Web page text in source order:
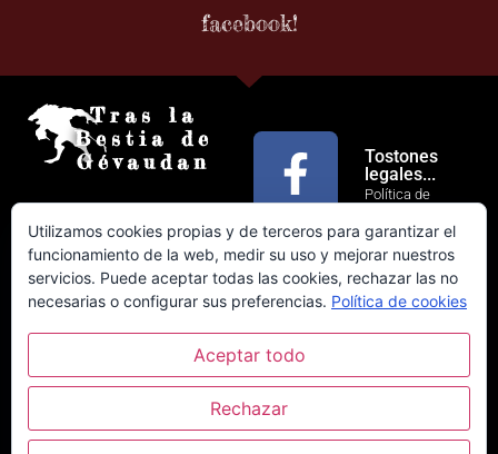
facebook!
Tras la
Bestia de
Gévaudan
Tostones
legales...
Política de
Política de
Cookies
Más sobre las
cookies
Diseño web|Opiniones Editorial Guante
Blanco
Utilizamos cookies propias y de terceros para garantizar el
funcionamiento de la web, medir su uso y mejorar nuestros
servicios. Puede aceptar todas las cookies, rechazar las no
necesarias o configurar sus preferencias. Política de cookies
Aceptar todo
Rechazar